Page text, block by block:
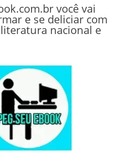
você vai
e se deliciar com
nacional e